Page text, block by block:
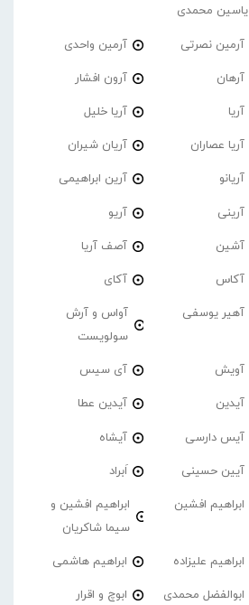
یاسین محمدی
آرمین نصرتی آرمین واحدی
آرهان آرون افشار
آریا آریا خلیل
آریا عصاران آریان شیران
آریانو آرین ابراهیمی
آرینی آریو
آشین آصف آریا
آکاس آکای
آهیر یوسفی
آواس و آرش
سولویست
آویش آی سیس
آیدین آیدین عطا
آیس دارسی آیشاه
آیین حسینی اَبراد
ابراهیم افشین
ابراهیم افشین و
سیما شاکریان
ابراهیم علیزاده ابراهیم هاشمی
ابوالفضل محمدی ابوچ و اقرار